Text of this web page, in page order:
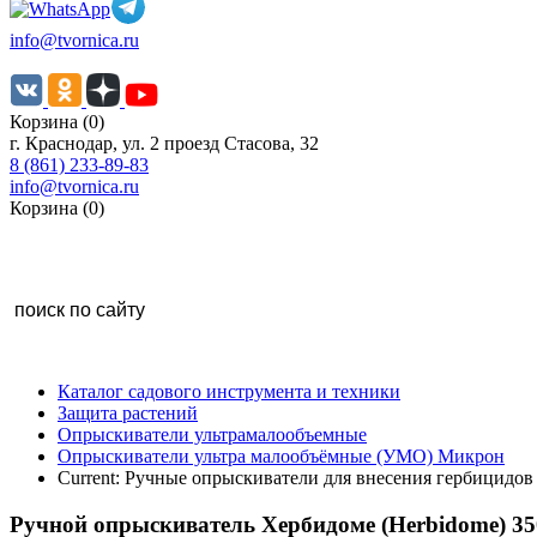
info@tvornica.ru
Корзина (0)
г. Краснодар, ул. 2 проезд Стасова, 32
8 (861) 233-89-83
info@tvornica.ru
Корзина (0)
Каталог садового инструмента и техники
Защита растений
Опрыскиватели ультрамалообъемные
Опрыскиватели ультра малообъёмные (УМО) Микрон
Current: Ручные опрыскиватели для внесения гербицидов
Ручной опрыскиватель Хербидоме (Herbidome)